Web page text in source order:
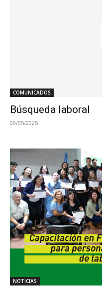
COMUNICADOS
Búsqueda laboral
09/05/2025
NOTICIAS